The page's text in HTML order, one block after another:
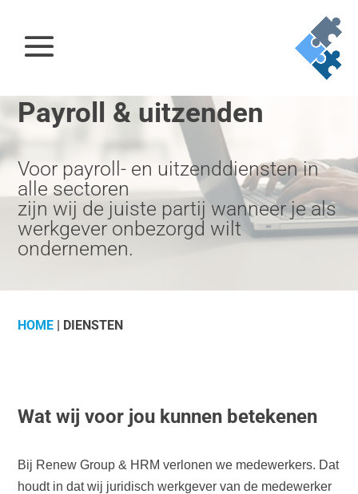
Payroll & uitzenden
Voor payroll- en uitzenddiensten in
alle sectoren
zijn wij de juiste partij wanneer je als
werkgever onbezorgd wilt
ondernemen.
HOME | DIENSTEN
Wat wij voor jou kunnen betekenen
Bij Renew Group & HRM verlonen we medewerkers. Dat
houdt in dat wij juridisch werkgever van de medewerker